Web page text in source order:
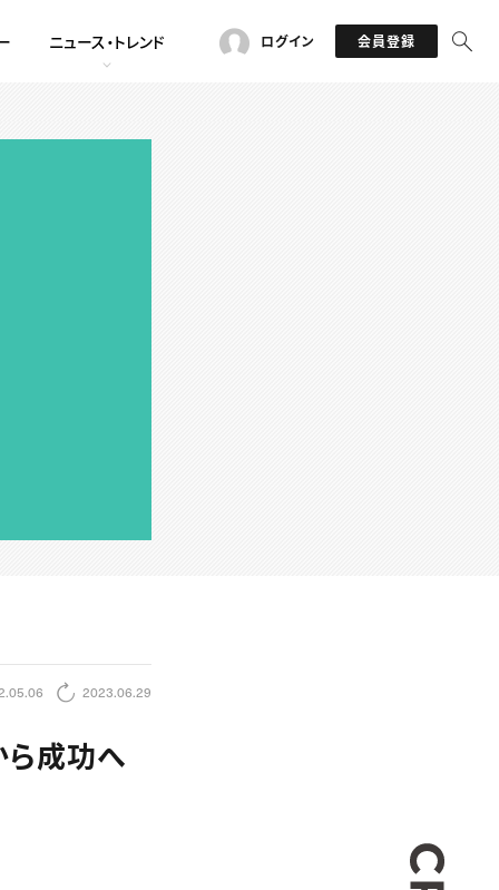
ニュース・トレンド ログイン 会員登録
2023.06.29
ら成功へ